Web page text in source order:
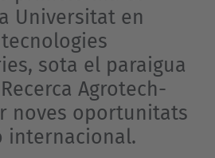
Universitat en
sota el paraigua
Agrotech-
noves oportunitats
internacional.